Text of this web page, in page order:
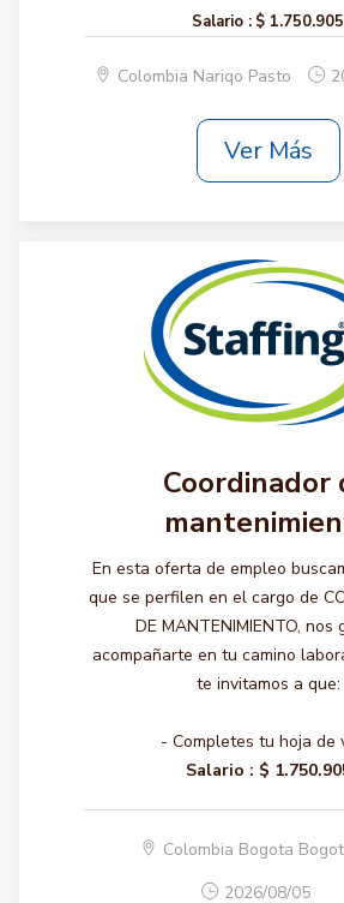
Salario : $ 1.750.905
Colombia Nariqo Pasto
Ver Más
Coordinador
En esta oferta de empleo
que se perfilen en el cargo de
DE MANTENIMIENTO, nos
acompañarte en tu camino
te invitamos a que:
- Completes tu hoja de
Salario : $
Colombia Bogota
2026/08/05